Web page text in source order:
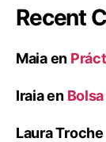
Recent
Maiaen
Iraiaen
Laura Troche